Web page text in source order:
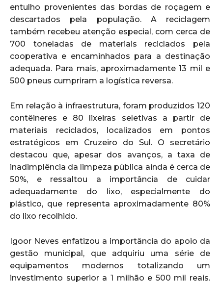
entulho provenientes das bordas de roçagem e
descartados pela população. A reciclagem
também recebeu atenção especial, com cerca de
700 toneladas de materiais reciclados pela
cooperativa e encaminhados para a destinação
adequada. Para mais, aproximadamente 13 mil e
500 pneus cumpriram a logística reversa.
Em relação à infraestrutura, foram produzidos 120
contêineres e 80 lixeiras seletivas a partir de
materiais reciclados, localizados em pontos
estratégicos em Cruzeiro do Sul. O secretário
destacou que, apesar dos avanços, a taxa de
inadimplência da limpeza pública ainda é cerca de
50%, e ressaltou a importância de cuidar
adequadamente do lixo, especialmente do
plástico, que representa aproximadamente 80%
do lixo recolhido.
Igoor Neves enfatizou a importância do apoio da
gestão municipal, que adquiriu uma série de
equipamentos modernos totalizando um
investimento superior a 1 milhão e 500 mil reais.